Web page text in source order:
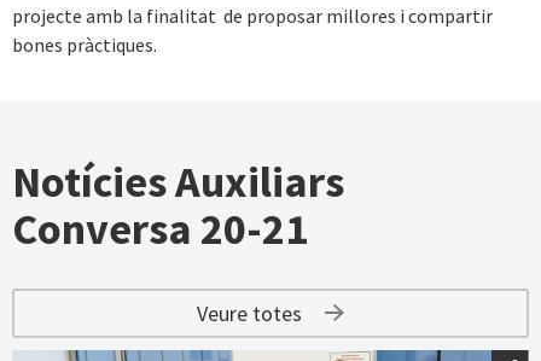
projecte amb la finalitat de proposar millores i compartir
bones pràctiques.
Notícies Auxiliars
Conversa 20-21
Veure totes